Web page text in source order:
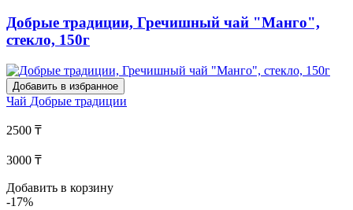
Добрые традиции, Гречишный чай "Манго",
стекло, 150г
Добавить в избранное
Чай Добрые традиции
2500 ₸
3000 ₸
Добавить в корзину
-17%